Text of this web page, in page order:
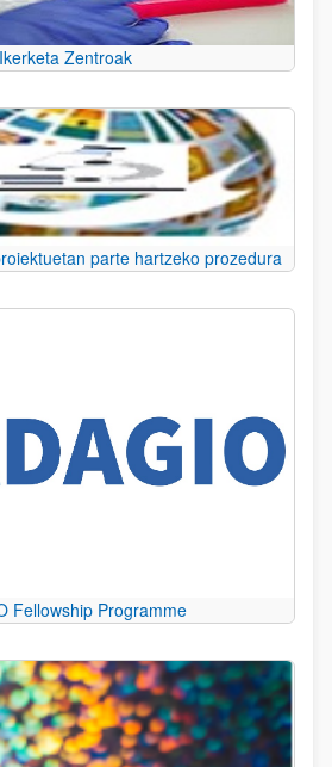
Ikerketa Zentroak
parte hartzeko prozedura
Fellowship Programme